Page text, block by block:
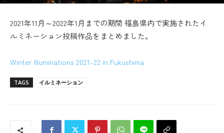
2021年11月～2022年1月までの期間 福島県内で実施されたイ
ルミネーション投稿作品をまとめました。
Winter Illuminations 2021-22 in Fukushima
TAGS イルミネーション